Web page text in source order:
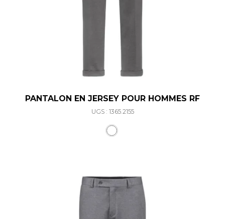
PANTALON EN JERSEY POUR HOMMES RF
UGS : 1365.2155